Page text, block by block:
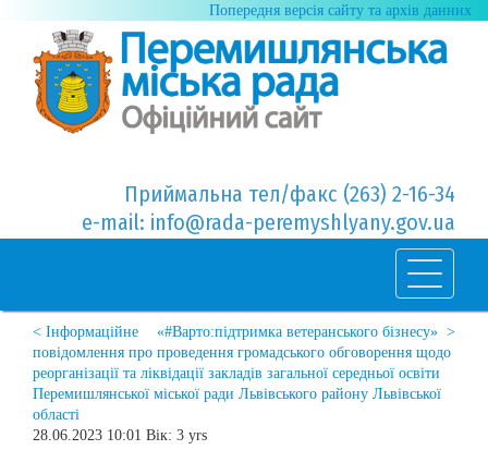
Попередня версія сайту та архів данних
Приймальна тел/факс (263) 2-16-34
e-mail: info@rada-peremyshlyany.gov.ua
«#Варто:підтримка ветеранського бізнесу» >
< Інформаційне
повідомлення про проведення громадського обговорення щодо
реорганізації та ліквідації закладів загальної середньої освіти
Перемишлянської міської ради Львівського району Львівської
області
28.06.2023 10:01 Вік: 3 yrs